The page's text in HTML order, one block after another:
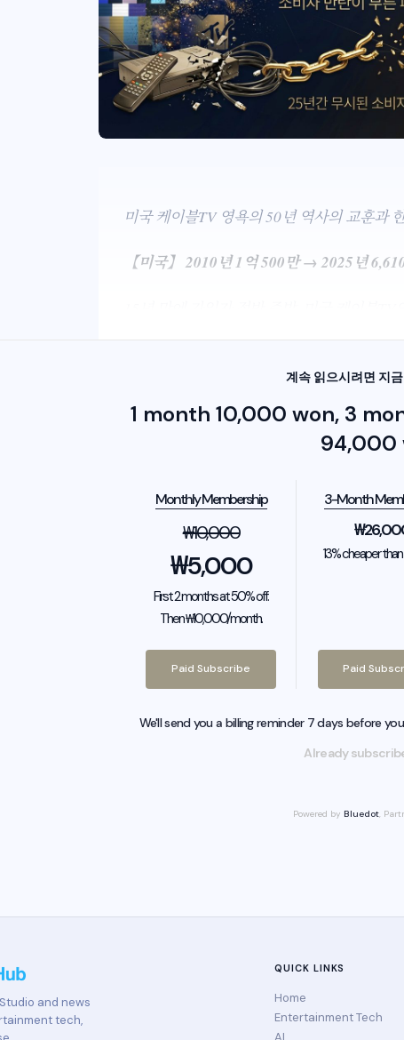
미국 케이블TV 영욕의 50년 역사의 교훈과
【미국】 2010년 1억 500만 → 2025년
계속 읽으시려면 지
1 month 10,000 won, 3
94,000
Monthly Membership
₩10,000
₩5,000
First 2 months at 50% off.
Then ₩10,000/month.
Paid Subscribe
3-Month
₩
13% cheaper
Paid
We'll send you a billing reminder 7 days before
Already
Powered by Bluedot,
and news
tech,
QUICK LINKS
Home
Entertainment Tech